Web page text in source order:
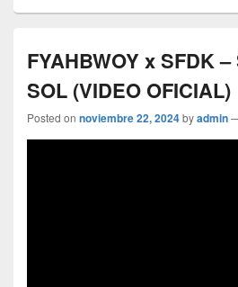
FYAHBWOY x SFDK
SOL (VIDEO OFICIAL)
Posted on noviembre 22, 2024byadmin